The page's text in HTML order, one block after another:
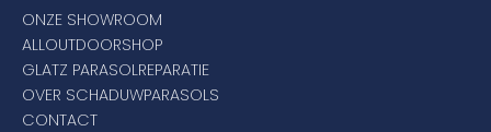
ONZE SHOWROOM
ALLOUTDOORSHOP
GLATZ PARASOLREPARATIE
OVER SCHADUWPARASOLS
CONTACT